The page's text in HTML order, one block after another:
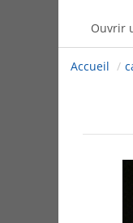
Ouvrir
Accueil /